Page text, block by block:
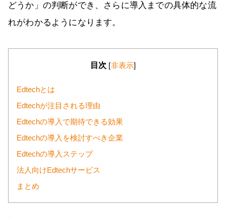
どうか」の判断ができ、さらに導入までの具体的な流
れがわかるようになります。
目次 [非表示]
Edtechとは
Edtechが注目される理由
Edtechの導入で期待できる効果
Edtechの導入を検討すべき企業
Edtechの導入ステップ
法人向けEdtechサービス
まとめ